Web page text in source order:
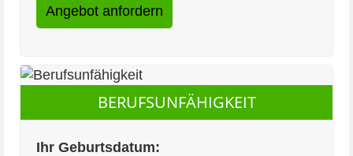
BERUFSUNFÄHIGKEIT
Ihr Geburtsdatum: